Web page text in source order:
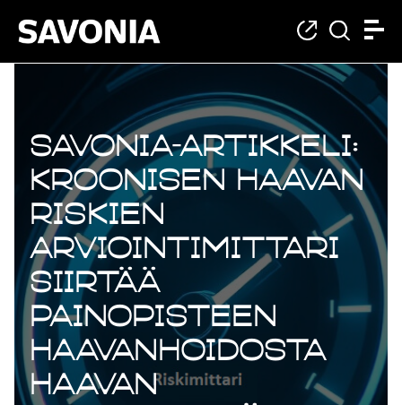
Savonia-artikkeli:
Kroonisen haavan
riskien
arviointimittari
siirtää
painopisteen
haavanhoidosta
haavan